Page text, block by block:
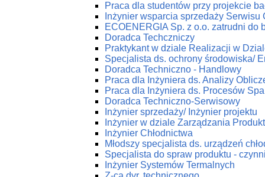
Praca dla studentów przy projekcie
Inżynier wsparcia sprzedaży Serwisu
ECOENERGIA Sp. z o.o. zatrudni do
Doradca Techczniczy
Praktykant w dziale Realizacji w
Specjalista ds. ochrony środowiska/
Doradca Techniczno - Handlowy
Praca dla Inżyniera ds. Analizy
Praca dla Inżyniera ds. Procesów
Doradca Techniczno-Serwisowy
Inżynier sprzedaży/ Inżynier projektu
Inżynier w dziale Zarządzania
Inżynier Chłodnictwa
Młodszy specjalista ds. urządzeń
Specjalista do spraw produktu -
Inżynier Systemów Termalnych